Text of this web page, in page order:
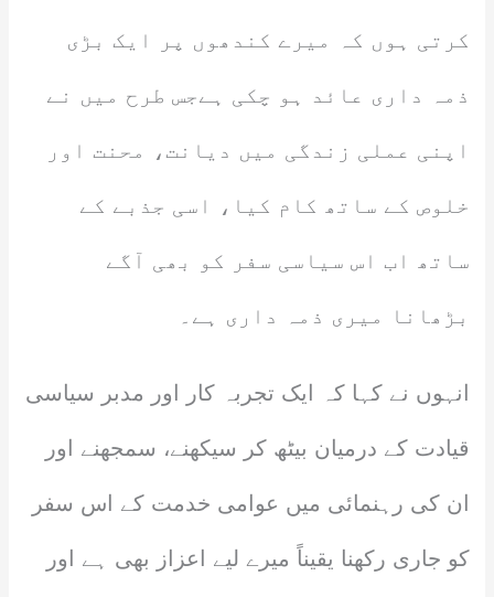
کرتی ہوں کہ میرے کندھوں پر ایک بڑی
ذمہ داری عائد ہو چکی ہےجس طرح میں نے
اپنی عملی زندگی میں دیانت، محنت اور
خلوص کے ساتھ کام کیا، اسی جذبے کے
ساتھ اب اس سیاسی سفر کو بھی آگے
بڑھانا میری ذمہ داری ہے۔
انہوں نے کہا کہ ایک تجربہ کار اور مدبر سیاسی
قیادت کے درمیان بیٹھ کر سیکھنے، سمجھنے اور
ان کی رہنمائی میں عوامی خدمت کے اس سفر
کو جاری رکھنا یقیناً میرے لیے اعزاز بھی ہے اور